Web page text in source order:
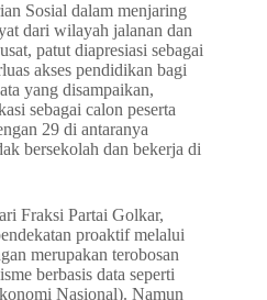
Sosial dalam menjaring
dari wilayah jalanan dan
patut diapresiasi sebagai
akses pendidikan bagi
yang disampaikan,
sebagai calon peserta
29 di antaranya
bersekolah dan bekerja di
Fraksi Partai Golkar,
proaktif melalui
merupakan terobosan
berbasis data seperti
Nasional). Namun